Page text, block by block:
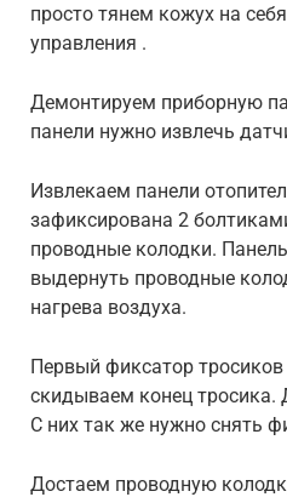
просто тянем кожух на
управления .
Демонтируем приборную
панели нужно извлечь
Извлекаем панели
зафиксирована 2
проводные колодки.
выдернуть проводные
нагрева воздуха.
Первый фиксатор тросиков
скидываем конец тросика.
С них так же нужно снять
Достаем проводную